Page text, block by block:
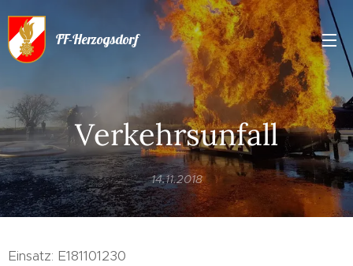
FF-Herzogsdorf
Verkehrsunfall
14.11.2018
Einsatz: E181101230